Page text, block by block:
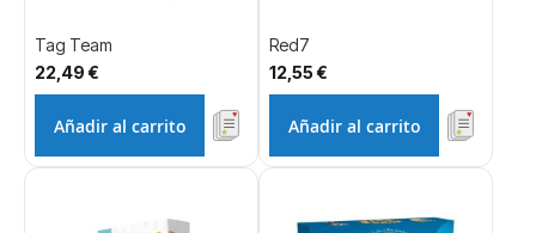
Tag Team
22,49 €
Añadir al carrito
Red7
12,55 €
Añadir al carrito